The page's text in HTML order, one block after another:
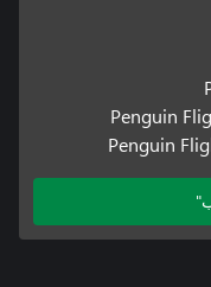
Penguin
Penguin